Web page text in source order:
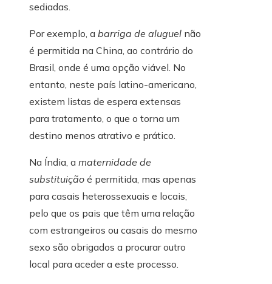
sediadas.
Por exemplo, a barriga de aluguel não
é permitida na China, ao contrário do
Brasil, onde é uma opção viável. No
entanto, neste país latino-americano,
existem listas de espera extensas
para tratamento, o que o torna um
destino menos atrativo e prático.
Na Índia, a maternidade de
substituição é permitida, mas apenas
para casais heterossexuais e locais,
pelo que os pais que têm uma relação
com estrangeiros ou casais do mesmo
sexo são obrigados a procurar outro
local para aceder a este processo.